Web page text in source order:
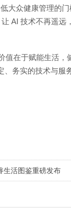
大众健康管理的
AI 技术不再遥远
值在于赋能生活
、务实的技术与服
生活图鉴重磅发布